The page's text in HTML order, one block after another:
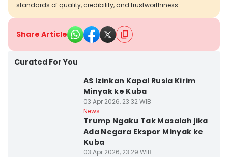
standards of quality, credibility, and trustworthiness.
Share Article
Curated For You
AS Izinkan Kapal Rusia Kirim
Minyak ke Kuba
03 Apr 2026, 23:32 WIB
News
Trump Ngaku Tak Masalah jika
Ada Negara Ekspor Minyak ke
Kuba
03 Apr 2026, 23:29 WIB